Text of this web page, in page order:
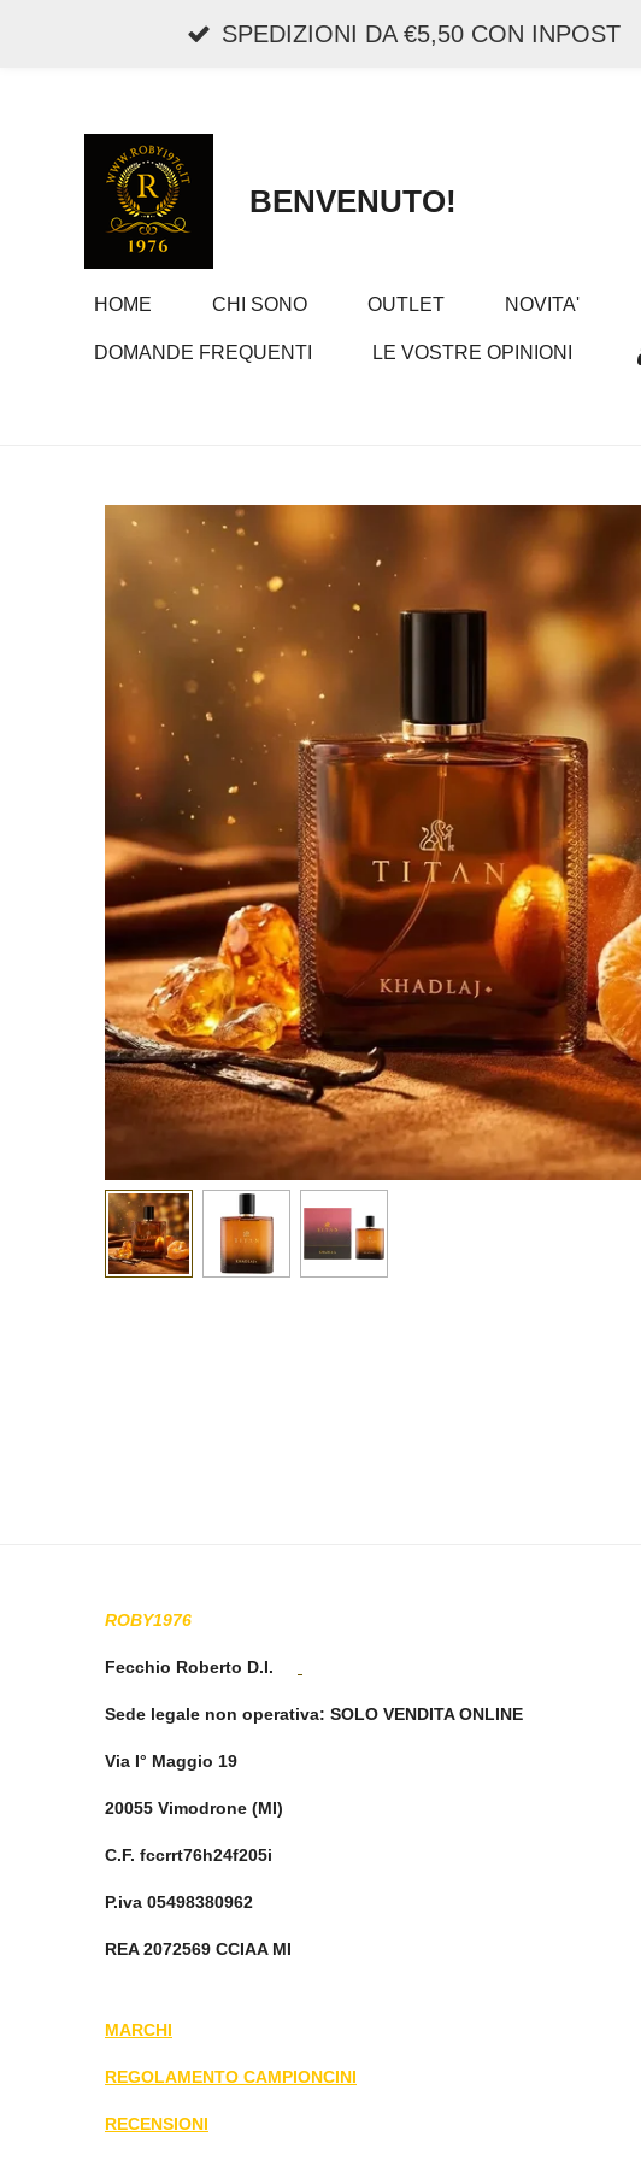
principale
SPEDIZIONI DA €5,50 CON INPOST
BENVENUTO!
HOME CHI SONO OUTLET NOVITA'
DOMANDE FREQUENTI LE VOSTRE OPINIONI
ROBY1976
Fecchio Roberto D.I.
Sede legale non operativa: SOLO VENDITA ONLINE
Via I° Maggio 19
20055 Vimodrone (MI)
C.F. fccrrt76h24f205i
P.iva 05498380962
REA 2072569 CCIAA MI
MARCHI
REGOLAMENTO CAMPIONCINI
RECENSIONI